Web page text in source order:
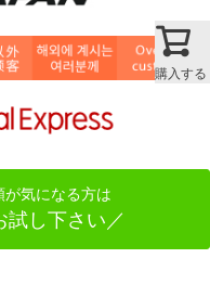
購入する
が気になる方は
試し下さい／